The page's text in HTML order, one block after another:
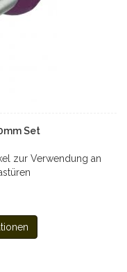
Set
zur Verwendung an